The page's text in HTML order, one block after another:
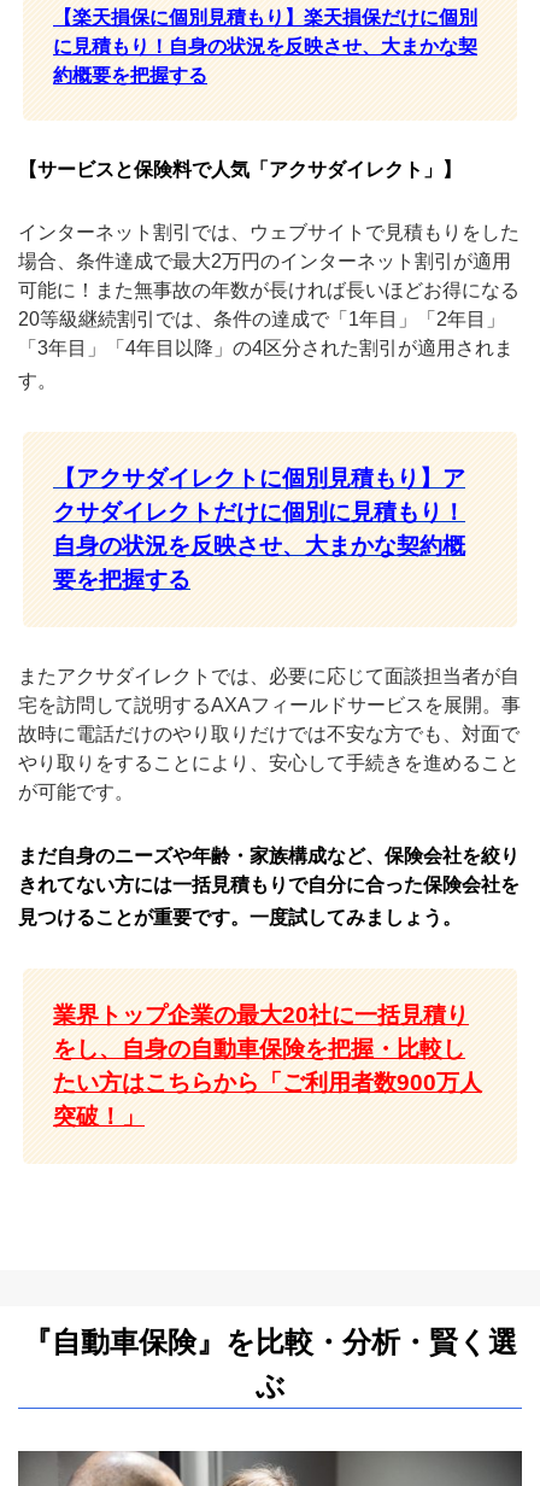
【楽天損保に個別見積もり】楽天損保だけに個別
に見積もり！自身の状況を反映させ、大まかな契
約概要を把握する
【サービスと保険料で人気「アクサダイレクト」】
インターネット割引では、ウェブサイトで見積もりをした
場合、条件達成で最大2万円のインターネット割引が適用
可能に！また無事故の年数が長ければ長いほどお得になる
20等級継続割引では、条件の達成で「1年目」「2年目」
「3年目」「4年目以降」の4区分された割引が適用されま
す。
【アクサダイレクトに個別見積もり】ア
クサダイレクトだけに個別に見積もり！
自身の状況を反映させ、大まかな契約概
要を把握する
またアクサダイレクトでは、必要に応じて面談担当者が自
宅を訪問して説明するAXAフィールドサービスを展開。事
故時に電話だけのやり取りだけでは不安な方でも、対面で
やり取りをすることにより、安心して手続きを進めること
が可能です。
まだ自身のニーズや年齢・家族構成など、保険会社を絞り
きれてない方には一括見積もりで自分に合った保険会社を
見つけることが重要です。一度試してみましょう。
業界トップ企業の最大20社に一括見積り
をし、自身の自動車保険を把握・比較し
たい方はこちらから「ご利用者数900万人
突破！」
『自動車保険』を比較・分析・賢く選
ぶ